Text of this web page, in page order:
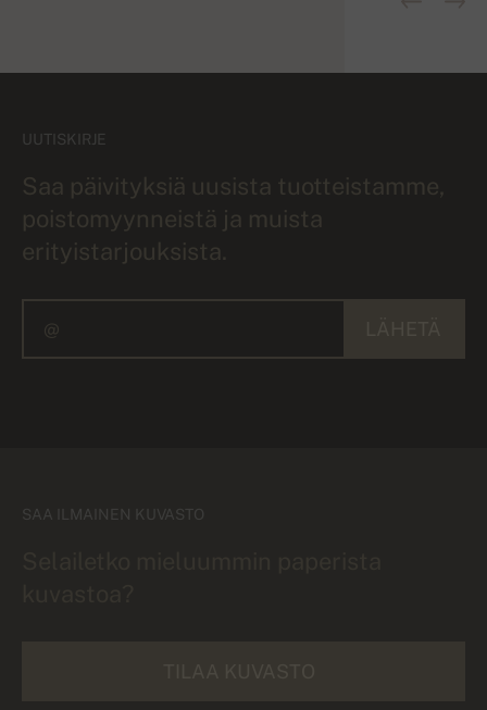
UUTISKIRJE
Saa päivityksiä uusista tuotteistamme,
poistomyynneistä ja muista
erityistarjouksista.
SAA ILMAINEN KUVASTO